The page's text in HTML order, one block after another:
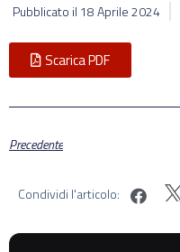
Pubblicato il 18 Aprile 2024
Scarica PDF
Precedente
Condividi l'articolo: